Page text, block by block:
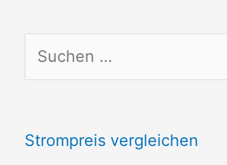
u
h
Strompreis vergleichen